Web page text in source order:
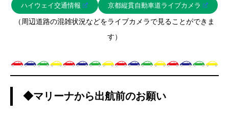
ハイウェイ交通情報 京都縦貫自動車道ライブカメラ
（周辺道路の混雑状況などをライブカメラで見ることができま
す）
◆マリーナから出航前のお願い